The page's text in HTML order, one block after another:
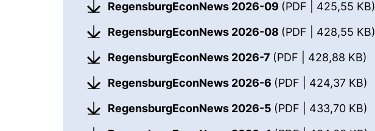
RegensburgEconNews 2026-09 (PDF | 425,55 KB)
RegensburgEconNews 2026-08 (PDF | 428,55 KB)
RegensburgEconNews 2026-7 (PDF | 428,88 KB)
RegensburgEconNews 2026-6 (PDF | 424,37 KB)
RegensburgEconNews 2026-5 (PDF | 433,70 KB)